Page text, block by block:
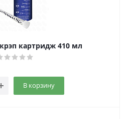
РЕКС® Фикс Акрэп картридж 410 мл
В корзину